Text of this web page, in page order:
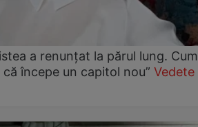
a renunțat la părul lung. Cum
începe un capitol nou” Vedete